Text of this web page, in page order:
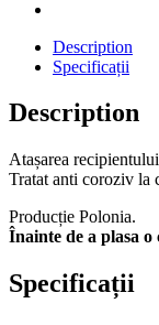
Description
Specificații
Description
Atașarea
Tratat anti coroziv la
Producție Polonia.
Înainte de a plasa
Specificații